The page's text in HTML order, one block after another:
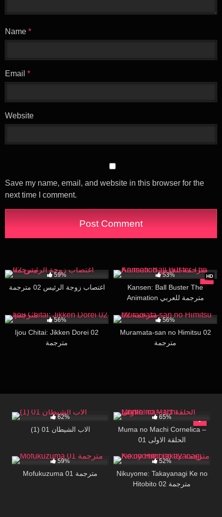
Name *
Email *
Website
Save my name, email, and website in this browser for the
next time I comment.
59%
اغتصاب زوجة الرئيس 02 مترجمة
HD
53%
Kansen: Ball Buster The
Animation مترجمة للعربي
56%
Ijou Chitai: Jikken Dorei 02
مترجمة
56%
Muramata-san no Himitsu 02
مترجمة
62%
(1) الاب الشيطان 01
65%
Muma no Machi Cornelica –
01 الحلقة الاولى
59%
Mofukuzuma 01 مترجمة
52%
Nikuyome: Takayanagi Ke no
Hitobito 02 مترجمة